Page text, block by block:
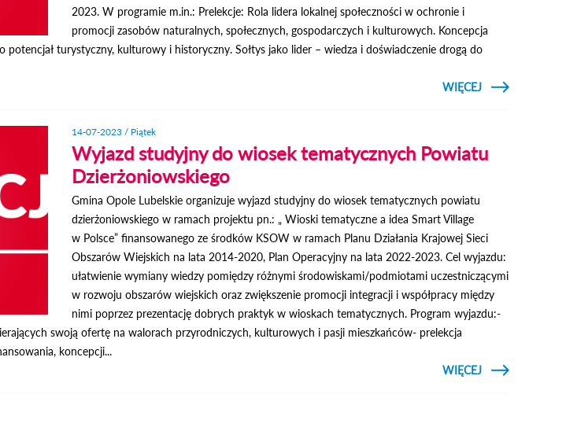
2023. W programie m.in.: Prelekcje: Rola lidera lokalnej społeczności w ochronie i
promocji zasobów naturalnych, społecznych, gospodarczych i kulturowych. Koncepcja
turystyczny, kulturowy i historyczny. Sołtys jako lider – wiedza i doświadczenie drogą do
CZYTAJ
WIĘCEJ
O LIDERZY
14-07-2023 / Piątek
Wyjazd studyjny do wiosek tematycznych Powiatu
Dzierżoniowskiego
Gmina Opole Lubelskie organizuje wyjazd studyjny do wiosek tematycznych powiatu
dzierżoniowskiego w ramach projektu pn.: „ Wioski tematyczne a idea Smart Village
w Polsce” finansowanego ze środków KSOW w ramach Planu Działania Krajowej Sieci
Obszarów Wiejskich na lata 2014-2020, Plan Operacyjny na lata 2022-2023. Cel wyjazdu:
ułatwienie wymiany wiedzy pomiędzy różnymi środowiskami/podmiotami uczestniczącymi
w rozwoju obszarów wiejskich oraz zwiększenie promocji integracji i współpracy między
nimi poprzez prezentację dobrych praktyk w wioskach tematycznych. Program wyjazdu:-
swoją ofertę na walorach przyrodniczych, kulturowych i pasji mieszkańców- prelekcja
koncepcji...
CZYTAJ
WIĘCEJ
O WYJAZD